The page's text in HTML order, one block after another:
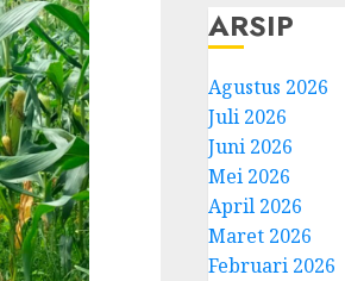
ARSIP
Agustus 2026
Juli 2026
Juni 2026
Mei 2026
April 2026
Maret 2026
Februari 2026